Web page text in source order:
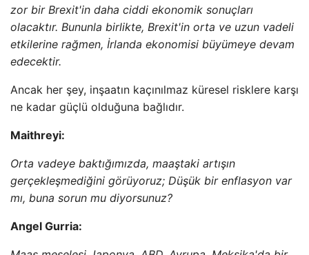
zor bir Brexit'in daha ciddi ekonomik sonuçları
olacaktır. Bununla birlikte, Brexit'in orta ve uzun vadeli
etkilerine rağmen, İrlanda ekonomisi büyümeye devam
edecektir.
Ancak her şey, inşaatın kaçınılmaz küresel risklere karşı
ne kadar güçlü olduğuna bağlıdır.
Maithreyi:
Orta vadeye baktığımızda, maaştaki artışın
gerçekleşmediğini görüyoruz; Düşük bir enflasyon var
mı, buna sorun mu diyorsunuz?
Angel Gurria: